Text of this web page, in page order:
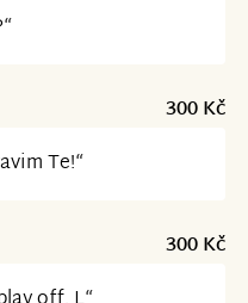
300 Kč
Te!“
300 Kč